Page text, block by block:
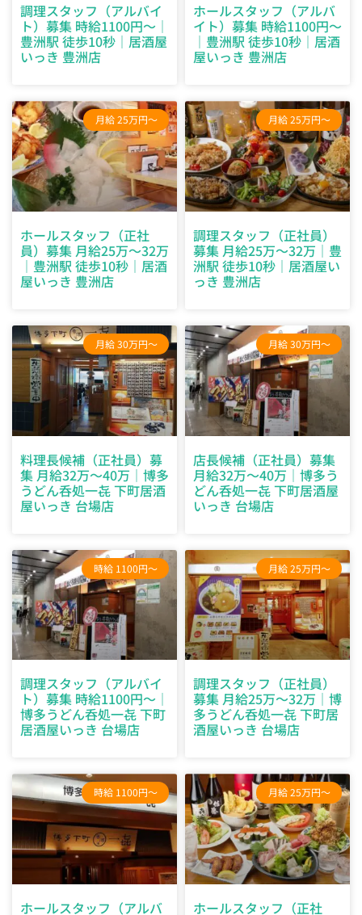
調理スタッフ（アルバイ
ト）募集 時給1100円～｜
豊洲駅 徒歩10秒｜居酒屋
いっき 豊洲店
ホールスタッフ（アルバ
イト）募集 時給1100円～
｜豊洲駅 徒歩10秒｜居酒
屋いっき 豊洲店
月給 25万円～
ホールスタッフ（正社
員）募集 月給25万～32万
｜豊洲駅 徒歩10秒｜居酒
屋いっき 豊洲店
月給 25万円～
調理スタッフ（正社員）
募集 月給25万～32万｜豊
洲駅 徒歩10秒｜居酒屋い
っき 豊洲店
月給 30万円～
料理長候補（正社員）募
集 月給32万～40万｜博多
うどん呑処一㐂 下町居酒
屋いっき 台場店
月給 30万円～
店長候補（正社員）募集
月給32万～40万｜博多う
どん呑処一㐂 下町居酒屋
いっき 台場店
時給 1100円～
調理スタッフ（アルバイ
ト）募集 時給1100円～｜
博多うどん呑処一㐂 下町
居酒屋いっき 台場店
月給 25万円～
調理スタッフ（正社員）
募集 月給25万～32万｜博
多うどん呑処一㐂 下町居
酒屋いっき 台場店
時給 1100円～
ホールスタッフ（アルバ
月給 25万円～
ホールスタッフ（正社